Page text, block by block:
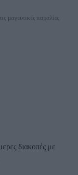
μαγευτικές παραλίες
διακοπές με